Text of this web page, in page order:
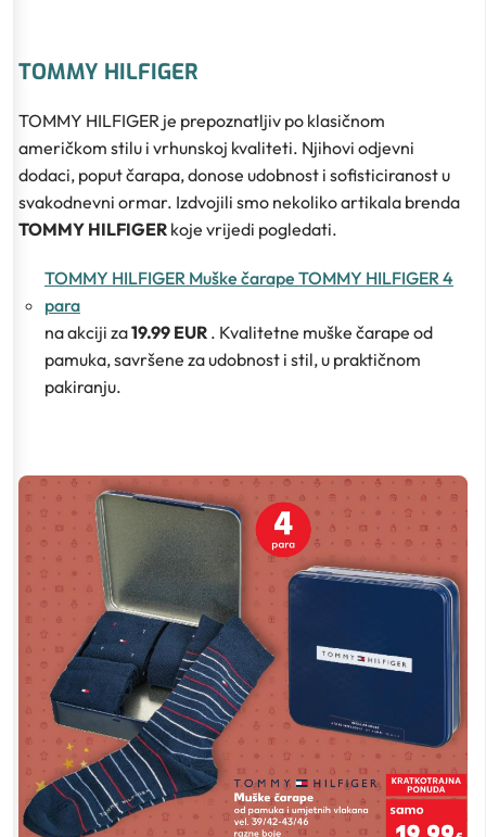
TOMMY HILFIGER
TOMMY HILFIGER je prepoznatljiv po klasičnom
američkom stilu i vrhunskoj kvaliteti. Njihovi odjevni
dodaci, poput čarapa, donose udobnost i sofisticiranost u
svakodnevni ormar. Izdvojili smo nekoliko artikala brenda
TOMMY HILFIGER koje vrijedi pogledati.
TOMMY HILFIGER Muške čarape TOMMY HILFIGER 4
para
na akciji za19.99 EUR . Kvalitetne muške čarape od
pamuka, savršene za udobnost i stil, u praktičnom
pakiranju.